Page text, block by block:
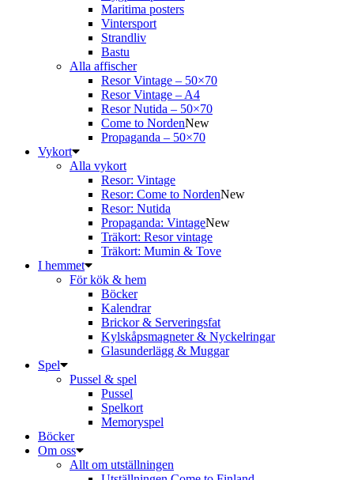
Maritima posters
Vintersport
Strandliv
Bastu
Alla affischer
Resor Vintage – 50×70
Resor Vintage – A4
Resor Nutida – 50×70
Come to NordenNew
Propaganda – 50×70
Vykort
Alla vykort
Resor: Vintage
Resor: Come to NordenNew
Resor: Nutida
Propaganda: VintageNew
Träkort: Resor vintage
Träkort: Mumin & Tove
I hemmet
För kök & hem
Böcker
Kalendrar
Brickor & Serveringsfat
Kylskåpsmagneter & Nyckelringar
Glasunderlägg & Muggar
Spel
Pussel & spel
Pussel
Spelkort
Memoryspel
Böcker
Om oss
Allt om utställningen